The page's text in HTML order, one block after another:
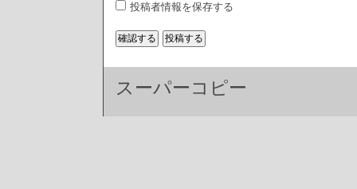
投稿者情報を保存する
スーパーコピー